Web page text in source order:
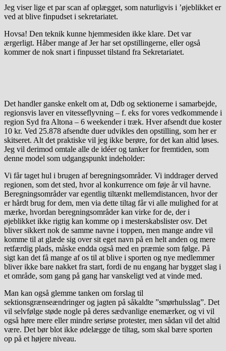
Jeg viser lige et par scan af oplægget, som naturligvis i ’øjeblikket er
ved at blive finpudset i sekretariatet.
Hovsa! Den teknik kunne hjemmesiden ikke klare. Det var
ærgerligt. Håber mange af Jer har set opstillingerne, eller også
kommer de nok snart i finpusset tilstand fra Sekretariatet.
Det handler ganske enkelt om at, Ddb og sektionerne i samarbejde,
regionsvis laver en vitesseflyvning – f. eks for vores vedkommende i
region Syd fra Altona – 6 weekender i træk. Hver afsendt due koster
10 kr. Ved 25.878 afsendte duer udvikles den opstilling, som her er
skitseret. Alt det praktiske vil jeg ikke berøre, for det kan altid løses.
Jeg vil derimod omtale alle de idéer og tanker for fremtiden, som
denne model som udgangspunkt indeholder:
Vi får taget hul i brugen af beregningsområder. Vi inddrager derved
regionen, som det sted, hvor al konkurrence om føje år vil havne.
Beregningsområder var egentlig tiltænkt mellemdistancen, hvor der
er hårdt brug for dem, men via dette tiltag får vi alle mulighed for at
mærke, hvordan beregningsområder kan virke for de, der i
øjeblikket ikke rigtig kan komme op i mesterskabslister osv. Det
bliver sikkert nok de samme navne i toppen, men mange andre vil
komme til at glæde sig over sit eget navn på en helt anden og mere
retfærdig plads, måske endda også med en præmie som følge. På
sigt kan det få mange af os til at blive i sporten og nye medlemmer
bliver ikke bare nakket fra start, fordi de nu engang har bygget slag i
et område, som gang på gang har vanskeligt ved at vinde med.
Man kan også glemme tanken om forslag til
sektionsgrænseændringer og jagten på såkaldte ”smørhulsslag”. Det
vil selvfølge støde nogle på deres sædvanlige enemærker, og vi vil
også høre mere eller mindre seriøse protester, men sådan vil det altid
være. Det bør blot ikke ødelægge de tiltag, som skal bære sporten
op på et højere niveau.